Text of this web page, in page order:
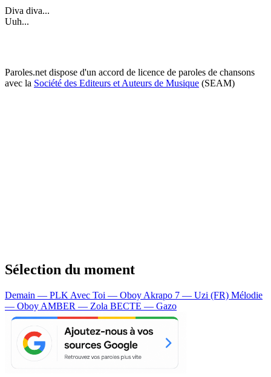
Diva diva...
Uuh...
Paroles.net dispose d'un accord de licence de paroles de chansons
avec la Société des Editeurs et Auteurs de Musique (SEAM)
Sélection du moment
Demain — PLK Avec Toi — Oboy Akrapo 7 — Uzi (FR) Mélodie
— Oboy AMBER — Zola BECTE — Gazo